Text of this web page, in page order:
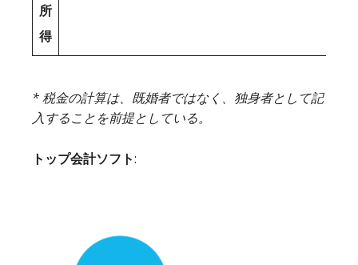
所
得
* 税金の計算は、既婚者ではなく、独身者として記
入することを前提としている。
トップ会計ソフト: